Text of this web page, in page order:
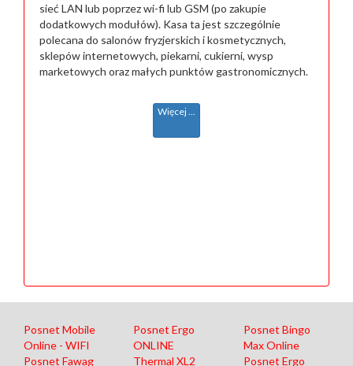
sieć LAN lub poprzez wi-fi lub GSM (po zakupie
dodatkowych modułów). Kasa ta jest szczególnie
polecana do salonów fryzjerskich i kosmetycznych,
sklepów internetowych, piekarni, cukierni, wysp
marketowych oraz małych punktów gastronomicznych.
Więcej ...
Posnet Mobile
Online - WIFI
Posnet Ergo
ONLINE
Posnet Bingo
Max Online
Posnet Fawag
Thermal XL2 Posnet Ergo